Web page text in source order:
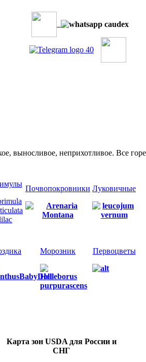
выносливое, неприхотливое. Все
Почвопокровники Луковичные
Морозник Первоцветы
Карта зон USDAдля России и
СНГ